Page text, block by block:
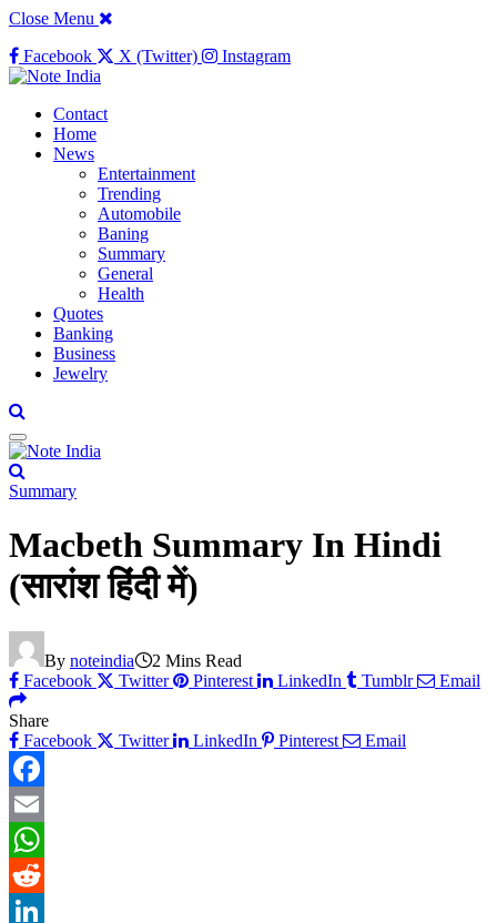
Close Menu
Facebook
X (Twitter) Instagram
Contact
Home
News
Entertainment
Trending
Automobile
Baning
Summary
General
Health
Quotes
Banking
Business
Jewelry
Summary
Macbeth Summary In Hindi
(सारांश हिंदी में)
By noteindia
2 Mins Read
Facebook
Twitter Pinterest LinkedIn Tumblr Email
Share
Facebook
Twitter LinkedIn Pinterest Email
Facebook
Email
WhatsApp
Reddit